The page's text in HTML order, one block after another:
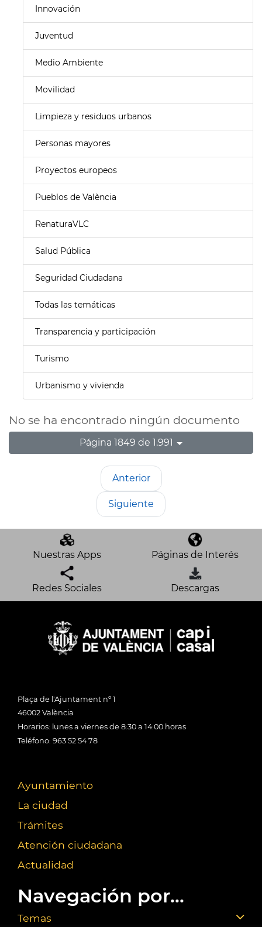
Innovación
Juventud
Medio Ambiente
Movilidad
Limpieza y residuos urbanos
Personas mayores
Proyectos europeos
Pueblos de València
RenaturaVLC
Salud Pública
Seguridad Ciudadana
Todas las temáticas
Transparencia y participación
Turismo
Urbanismo y vivienda
No se ha encontrado ningún documento
Página 1849 de 1.991
Anterior
Siguiente
Nuestras Apps Páginas de Interés
Redes Sociales Descargas
Plaça de l'Ajuntament nº 1
46002 València
Horarios: lunes a viernes de 8:30 a 14:00 horas
Teléfono: 963 52 54 78
Ayuntamiento
La ciudad
Trámites
Atención ciudadana
Actualidad
Navegación por...
Temas